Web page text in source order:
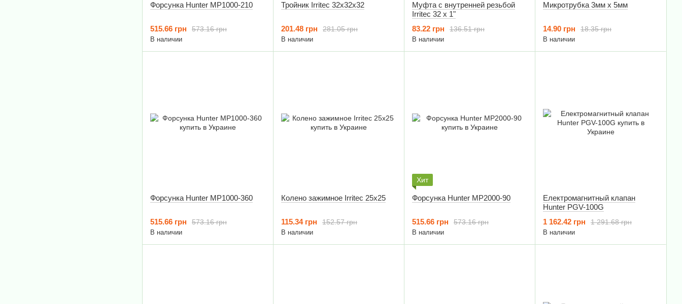
Форсунка Hunter MP1000-210
573.16 грн
515.66 грн
В наличии
Тройник Irritec 32x32x32
281.05 грн
201.48 грн
В наличии
Муфта с внутренней резьбой
Irritec 32 х 1"
136.51 грн
83.22 грн
В наличии
Микротрубка 3мм х 5мм
18.35 грн
14.90 грн
В наличии
Форсунка Hunter MP1000-360
573.16 грн
515.66 грн
В наличии
Колено зажимное Irritec 25x25
152.57 грн
115.34 грн
В наличии
Хит
Форсунка Hunter MP2000-90
573.16 грн
515.66 грн
В наличии
Електромагнитный клапан
Hunter PGV-100G
1 291.68 грн
1 162.42 грн
В наличии